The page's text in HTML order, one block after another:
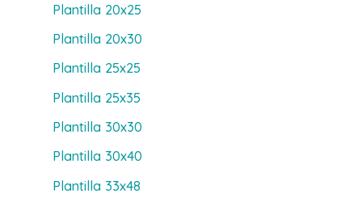
Plantilla 20x25
Plantilla 20x30
Plantilla 25x25
Plantilla 25x35
Plantilla 30x30
Plantilla 30x40
Plantilla 33x48